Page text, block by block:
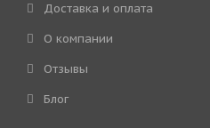
Доставка и оплата
О компании
Отзывы
Блог